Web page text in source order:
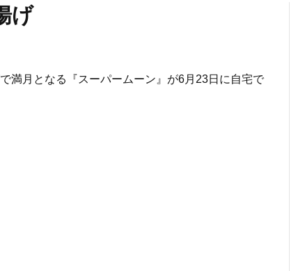
げ
満月となる『スーパームーン』が6月23日に自宅で